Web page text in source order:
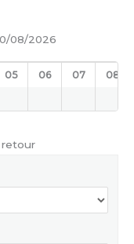
08/2026
05 06 07 08